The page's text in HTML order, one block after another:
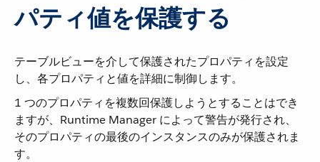
パティ値を保護する
テーブルビューを介して保護されたプロパティを設定
し、各プロパティと値を詳細に制御します。
1 つのプロパティを複数回保護しようとすることはでき
ますが、Runtime Manager によって警告が発行され、
そのプロパティの最後のインスタンスのみが保護されま
す。